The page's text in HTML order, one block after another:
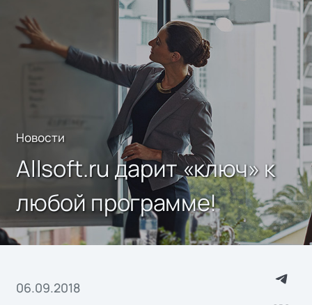
Новости
Allsoft.ru дарит «ключ» к
любой программе!
06.09.2018